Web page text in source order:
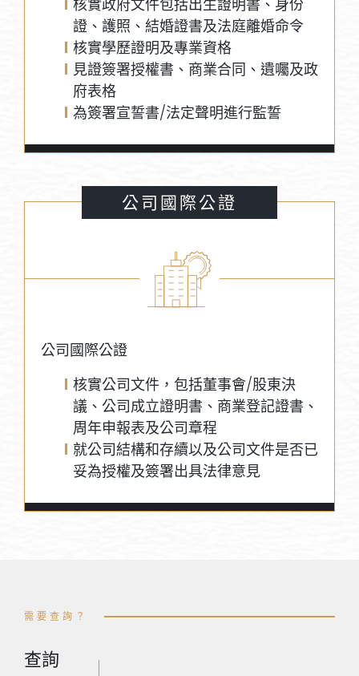
核實政府文件包括出生證明書、身份
證、護照、結婚證書及法庭離婚命令
核實學歷證明及專業資格
見證簽署授權書、商業合同、遺囑及政
府表格
為簽署宣誓書/法定聲明進行監誓
公司國際公證
公司國際公證
核實公司文件，包括董事會/股東決
議、公司成立證明書、商業登記證書、
周年申報表及公司章程
就公司結構和存續以及公司文件是否已
妥為授權及簽署出具法律意見
需要查詢？
查詢